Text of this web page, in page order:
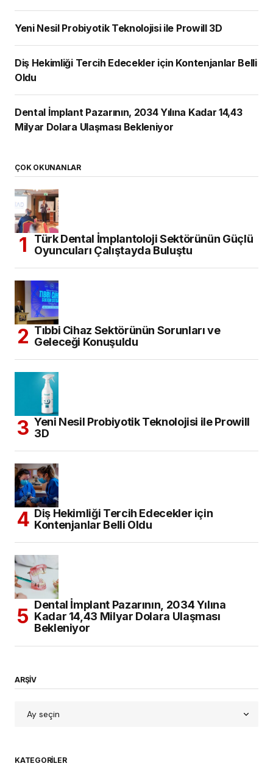
Yeni Nesil Probiyotik Teknolojisi ile Prowill 3D
Diş Hekimliği Tercih Edecekler için Kontenjanlar Belli
Oldu
Dental İmplant Pazarının, 2034 Yılına Kadar 14,43
Milyar Dolara Ulaşması Bekleniyor
ÇOK OKUNANLAR
Türk Dental İmplantoloji Sektörünün Güçlü
Oyuncuları Çalıştayda Buluştu
Tıbbi Cihaz Sektörünün Sorunları ve
Geleceği Konuşuldu
Yeni Nesil Probiyotik Teknolojisi ile Prowill
3D
Diş Hekimliği Tercih Edecekler için
Kontenjanlar Belli Oldu
Dental İmplant Pazarının, 2034 Yılına
Kadar 14,43 Milyar Dolara Ulaşması
Bekleniyor
ARŞİV
KATEGORILER